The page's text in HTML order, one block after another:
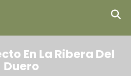
En La Ribera Del
Duero